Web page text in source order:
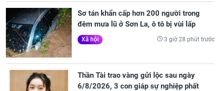
Sơ tán khẩn cấp hơn 200 người trong
đêm mưa lũ ở Sơn La, ô tô bị vùi lấp
Xã hội 3 giờ 28 phút trước
Thần Tài trao vàng gửi lộc sau ngày
6/8/2026, 3 con giáp sự nghiệp phất